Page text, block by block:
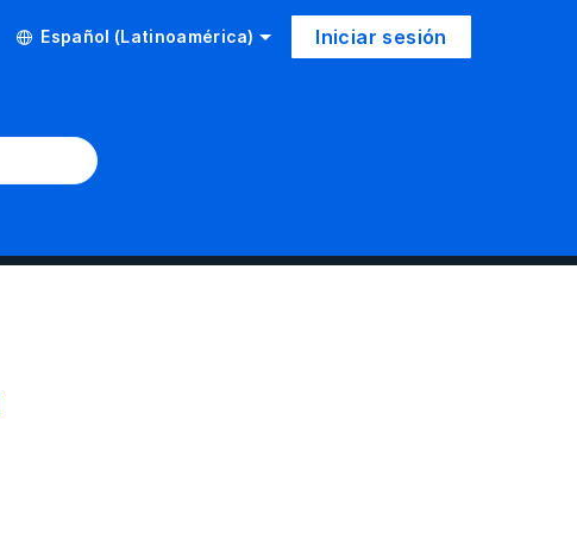
Español (Latinoamérica) Iniciar sesión